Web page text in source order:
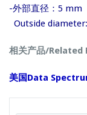
-外部直径：5 mm
Outside
相关产品/Related
美国Data